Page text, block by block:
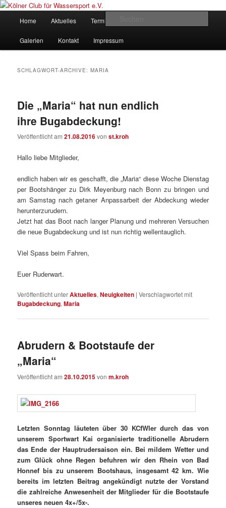
Zum
wechseln
Zum
wechselnKölner Club für Wassersport e.V.
gegründet 1907
Home Aktuelles Termine
Galerien Kontakt Impressum
SCHLAGWORT-ARCHIVE:MARIA
Die „Maria“ hat nun endlich
ihre Bugabdeckung!
Veröffentlicht am21.08.2016vonst.kroh
Hallo liebe Mitglieder,
endlich haben wir es geschafft, die „Maria“ diese Woche Dienstag
per Bootshänger zu Dirk Meyenburg nach Bonn zu bringen und
am Samstag nach getaner Anpassarbeit der Abdeckung wieder
herunterzurudern.
Jetzt hat das Boot nach langer Planung und mehreren Versuchen
die neue Bugabdeckung und ist nun richtig wellentauglich.
Viel Spass beim Fahren,
Euer Ruderwart.
Veröffentlicht unterAktuelles,Neuigkeiten |Verschlagwortet mit
Bugabdeckung,Maria
Abrudern & Bootstaufe der
„Maria“
Veröffentlicht am28.10.2015vonm.kroh
Letzten Sonntag läuteten über 30 KCfWler durch das von
unserem Sportwart Kai organisierte traditionelle Abrudern
das Ende der Hauptrudersaison ein. Bei mildem Wetter und
zum Glück ohne Regen befuhren wir den Rhein von Bad
Honnef bis zu unserem Bootshaus, insgesamt 42 km. Wie
bereits im letzten Beitrag angekündigt nutzte der Vorstand
die zahlreiche Anwesenheit der Mitglieder für die Bootstaufe
unseres neuen 4x+/5x-.